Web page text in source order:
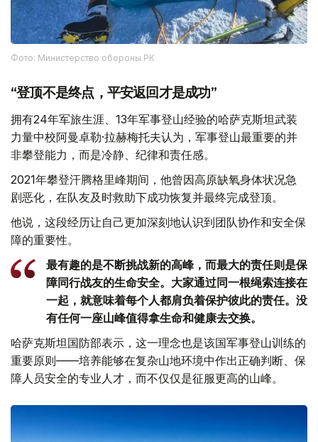
Фото: Министерство обороны РК
“登顶不是终点，平安返回才是成功”
拥有24年军旅生涯、13年军事登山经验的哈萨克斯坦武装
力量中校阿曼卓勒·拉赫梅托夫认为，军事登山最重要的并
非攀登能力，而是冷静、纪律和责任感。
2021年攀登汗腾格里峰期间，他曾因高原缺氧身体状况急
剧恶化，在队友及时救助下成功恢复并最终完成登顶。
他说，这段经历让自己更加深刻地认识到团队协作和安全保
障的重要性。
最有趣的是不断挑战新的高峰，而最大的责任则是保
障同行战友的生命安全。大家通过同一根绳索连接在
一起，就意味着每个人都肩负着保护彼此的责任。没
有任何一座山峰值得拿生命和健康去交换。
哈萨克斯坦国防部表示，这一理念也是该国军事登山训练的
重要原则——培养能够在复杂山地环境中作出正确判断、保
障人员安全的专业人才，而不仅仅是征服更高的山峰。